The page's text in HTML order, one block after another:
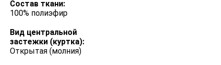
Состав ткани:
100% полиэфир
Вид центральной
застежки (куртка):
Открытая (молния)